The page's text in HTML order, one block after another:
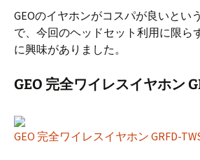
GEOのイヤホンがコスパが良いとい
で、今回のヘッドセット利用に限ら
に興味がありました。
GEO 完全ワイレスイヤホン
GEO 完全ワイレスイヤホン GRFD-